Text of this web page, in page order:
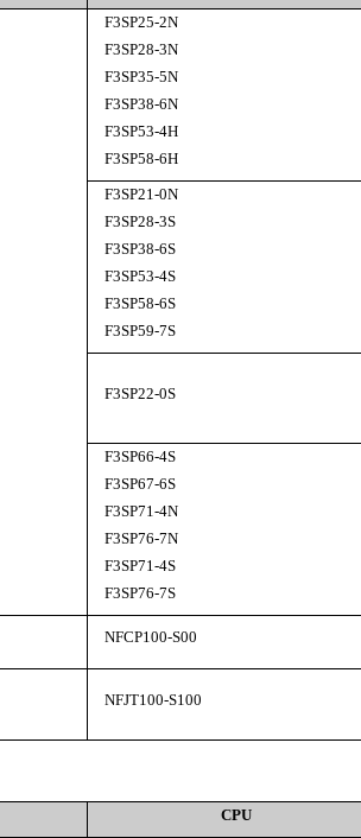
F3SP25-2N
F3SP28-3N
F3SP35-5N
F3SP38-6N
F3SP53-4H
F3SP58-6H
F3SP21-0N
F3SP28-3S
F3SP38-6S
F3SP53-4S
F3SP58-6S
F3SP59-7S
F3SP22-0S
F3SP66-4S
F3SP67-6S
F3SP71-4N
F3SP76-7N
F3SP71-4S
F3SP76-7S
NFCP100-S00
NFJT100-S100
CPU